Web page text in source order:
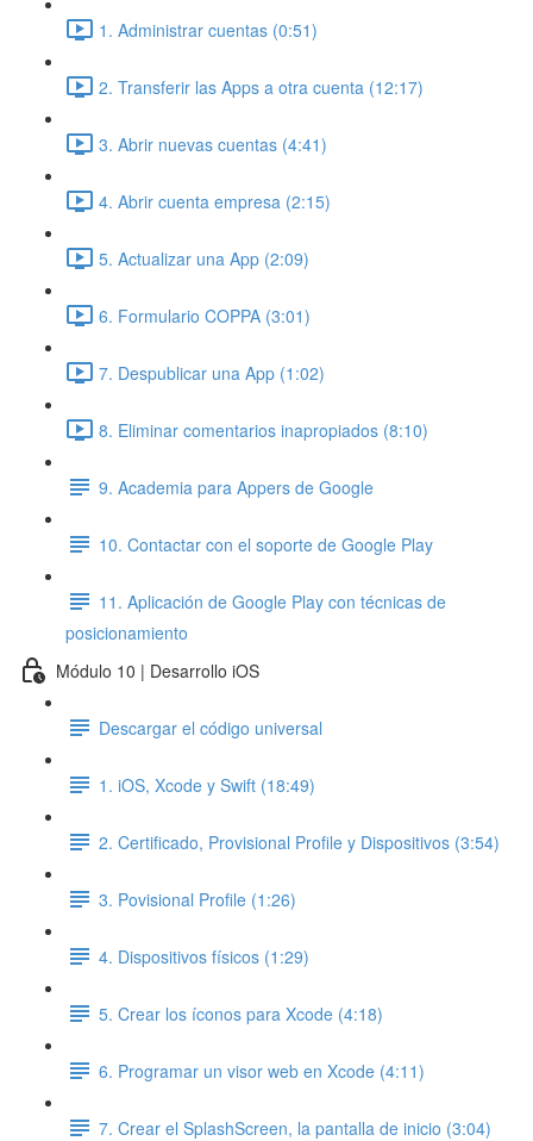
1. Administrar cuentas (0:51)
2. Transferir las Apps a otra cuenta (12:17)
3. Abrir nuevas cuentas (4:41)
4. Abrir cuenta empresa (2:15)
5. Actualizar una App (2:09)
6. Formulario COPPA (3:01)
7. Despublicar una App (1:02)
8. Eliminar comentarios inapropiados (8:10)
9. Academia para Appers de Google
10. Contactar con el soporte de Google Play
11. Aplicación de Google Play con técnicas de
posicionamiento
Módulo 10 | Desarrollo iOS
Descargar el código universal
1. iOS, Xcode y Swift (18:49)
2. Certificado, Provisional Profile y Dispositivos (3:54)
3. Povisional Profile (1:26)
4. Dispositivos físicos (1:29)
5. Crear los íconos para Xcode (4:18)
6. Programar un visor web en Xcode (4:11)
7. Crear el SplashScreen, la pantalla de inicio (3:04)